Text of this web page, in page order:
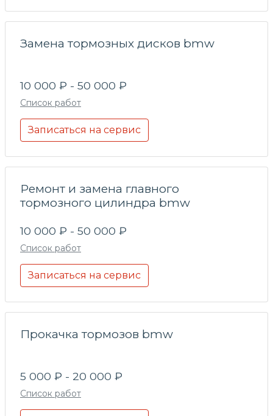
Замена тормозных дисков bmw
10 000 ₽ - 50 000 ₽
Список работ
Записаться на сервис
Ремонт и замена главного
тормозного цилиндра bmw
10 000 ₽ - 50 000 ₽
Список работ
Записаться на сервис
Прокачка тормозов bmw
5 000 ₽ - 20 000 ₽
Список работ